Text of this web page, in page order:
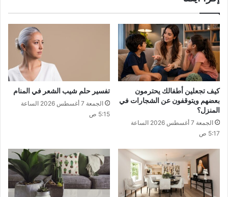
كيف تجعلين أطفالك يحترمون
بعضهم ويتوقفون عن الشجارات في
المنزل؟
الجمعة 7 أغسطس 2026 الساعة
5:17 ص
تفسير حلم شيب الشعر في المنام
الجمعة 7 أغسطس 2026 الساعة
5:15 ص